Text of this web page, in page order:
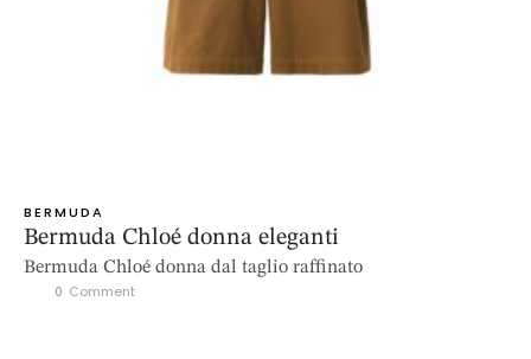
BERMUDA
Bermuda Chloé donna eleganti
Bermuda Chloé donna dal taglio raffinato
0 Comment